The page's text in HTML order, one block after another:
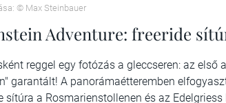
© Max Steinbauer
Adventure: freeride
reggel egy fotózás a gleccseren: az
garantált! A panorámaétteremben
sítúra a Rosmarienstollenen és az